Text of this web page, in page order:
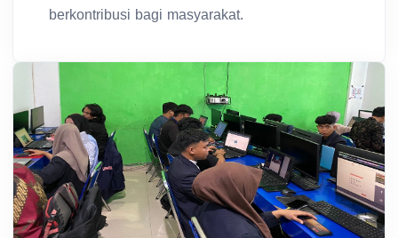
berkontribusi bagi masyarakat.